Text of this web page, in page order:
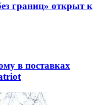
границ» открыт к
в поставках